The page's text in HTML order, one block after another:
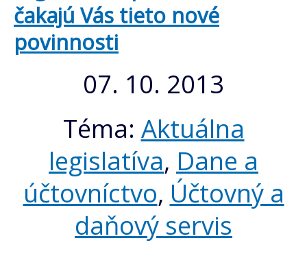
čakajú Vás tieto nové
povinnosti
07. 10. 2013
Téma: Aktuálna
legislatíva, Dane a
účtovníctvo, Účtovný a
daňový servis